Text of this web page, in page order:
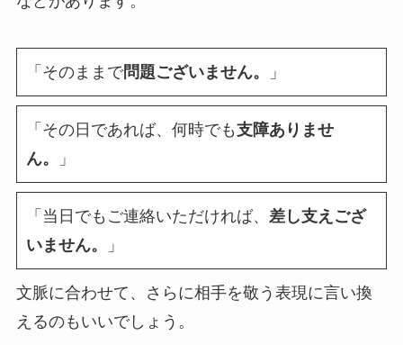
「そのままで問題ございません。 」
「その日であれば、何時でも支障ありませ
ん。
」
「当日でもご連絡いただければ、 差し支えござ
いません。
」
文脈に合わせて、さらに相手を敬う表現に言い換
えるのもいいでしょう。